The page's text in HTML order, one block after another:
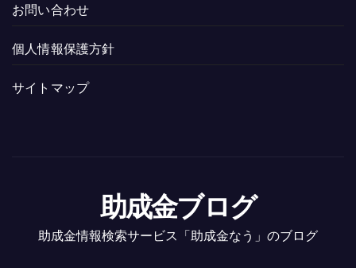
お問い合わせ
個人情報保護方針
サイトマップ
助成金ブログ
助成金情報検索サービス「助成金なう」のブログ